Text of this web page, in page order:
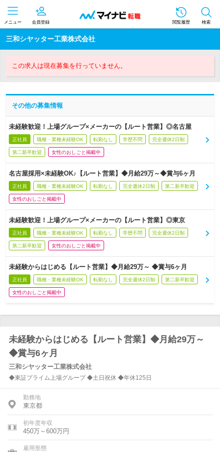
メニュー 会員登録 閲覧履歴 検索
三和シヤッター工業株式会社
この求人は現在募集を行っていません。
その他の募集情報
未経験歓迎！上場グループ×メーカーの【ルート営業】◎名古屋
正社員 職種・業種未経験OK 転勤なし 学歴不問 完全週休2日制
第二新卒歓迎 女性のおしごと掲載中
名古屋採用×未経験OK♪【ルート営業】◆月給29万～◆賞与6ヶ月
正社員 職種・業種未経験OK 転勤なし 完全週休2日制 第二新卒歓迎
女性のおしごと掲載中
未経験歓迎！上場グループ×メーカーの【ルート営業】◎東京
正社員 職種・業種未経験OK 転勤なし 学歴不問 完全週休2日制
第二新卒歓迎 女性のおしごと掲載中
未経験からはじめる【ルート営業】◆月給29万～ ◆賞与6ヶ月
正社員 職種・業種未経験OK 転勤なし 完全週休2日制 第二新卒歓迎
女性のおしごと掲載中
未経験からはじめる【ルート営業】◆月給29万～
◆賞与6ヶ月
三和シヤッター工業株式会社
◆東証プライム上場グループ ◆土日祝休 ◆年休125日
勤務地
東京都
初年度年収
450万～600万円
雇用形態